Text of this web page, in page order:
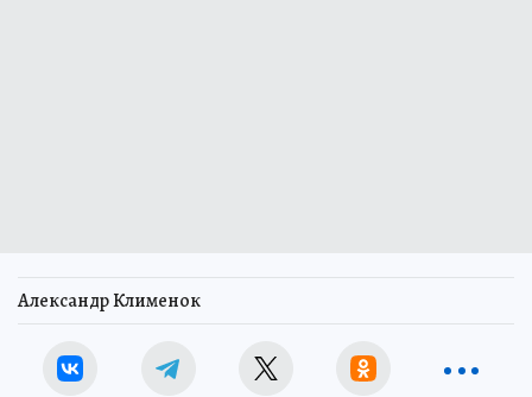
Александр Клименок